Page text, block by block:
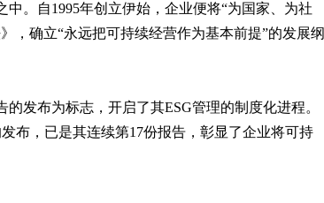
。自1995年创立伊始，企业便将“为国家、为社
，确立“永远把可持续经营作为基本前提”的发展纲
发布为标志，开启了其ESG管理的制度化进程。
布，已是其连续第17份报告，彰显了企业将可持